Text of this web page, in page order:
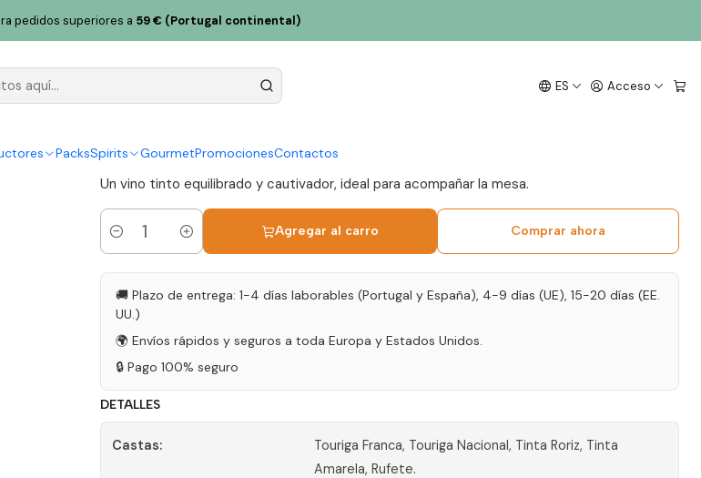
ES Acceso
PacksSpirits GourmetPromocionesContactos
pedidos superiores a 59 € (Portugal continental)
Conceito Único 2021 Douro Tinto
|
Un vino tinto equilibrado y cautivador, ideal para acompañar la mesa.
Cantidad
Agregar al carro Comprar ahora
🚚 Plazo de entrega: 1-4 días laborables (Portugal y España), 4-9 días (UE), 15-20 días (EE.
UU.)
🌍 Envíos rápidos y seguros a toda Europa y Estados Unidos.
🔒 Pago 100% seguro
DETALLES
Castas:
Touriga Franca, Touriga Nacional, Tinta Roriz, Tinta
Amarela, Rufete.